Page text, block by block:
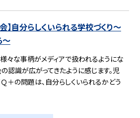
】自分らしくいられる学校づくり～
～
々な事柄がメディアで扱われるようにな
認識が広がってきたように感じます。児
Ｑ＋の問題は、自分らしくいられるかどう